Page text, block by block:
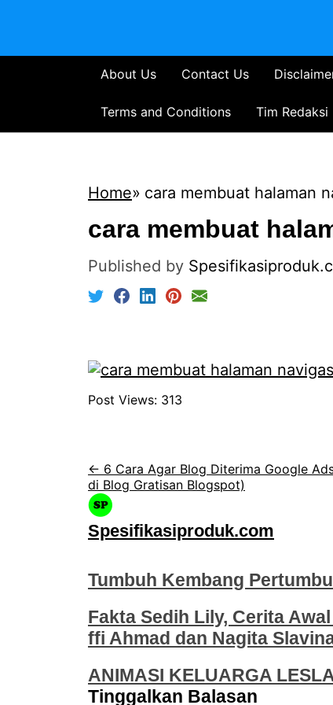
About Us Contact Us
Terms and Conditions Tim Redaksi
Home cara membuat halaman
cara membuat
Published by
Post Views: 313
← 6 Cara Agar Blog Diterima Google
di Blog Gratisan Blogspot)
Spesifikasiproduk.com
Tumbuh Kembang
Fakta Sedih Lily, Cerita
ffi Ahmad dan Nagita
ANIMASI KELUARGA
Tinggalkan Balasan